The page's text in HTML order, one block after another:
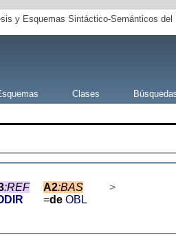
y Esquemas Sintáctico-Semánticos del
Clases
:REF
A2:BAS
=de OBL
>